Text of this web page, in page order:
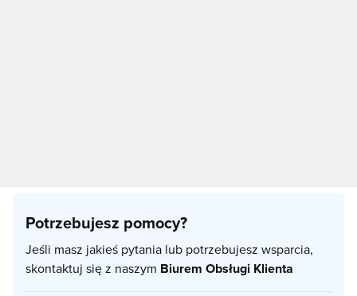
Potrzebujesz pomocy?
Jeśli masz jakieś pytania lub potrzebujesz wsparcia,
skontaktuj się z naszym Biurem Obsługi Klienta